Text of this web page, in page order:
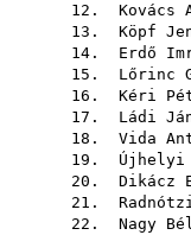
12. Kovács
13. Köpf
14. Erdő
15. Lőrinc
16. Kéri
17. Ládi
18. Vida
19. Újhelyi
20. Dikácz
21.
22. Nagy